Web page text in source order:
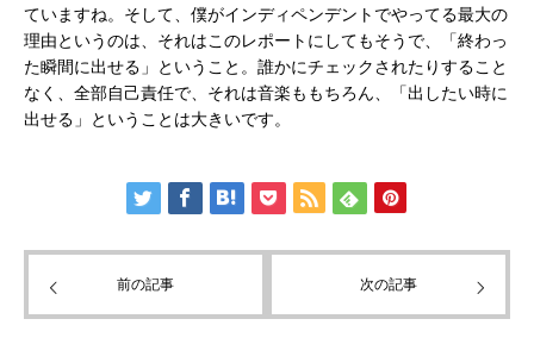
ていますね。そして、僕がインディペンデントでやってる最大の
理由というのは、それはこのレポートにしてもそうで、「終わっ
た瞬間に出せる」ということ。誰かにチェックされたりすること
なく、全部自己責任で、それは音楽ももちろん、「出したい時に
出せる」ということは大きいです。
前の記事 次の記事